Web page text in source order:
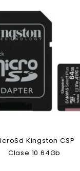
Kingston CSP
Clase 10 64Gb